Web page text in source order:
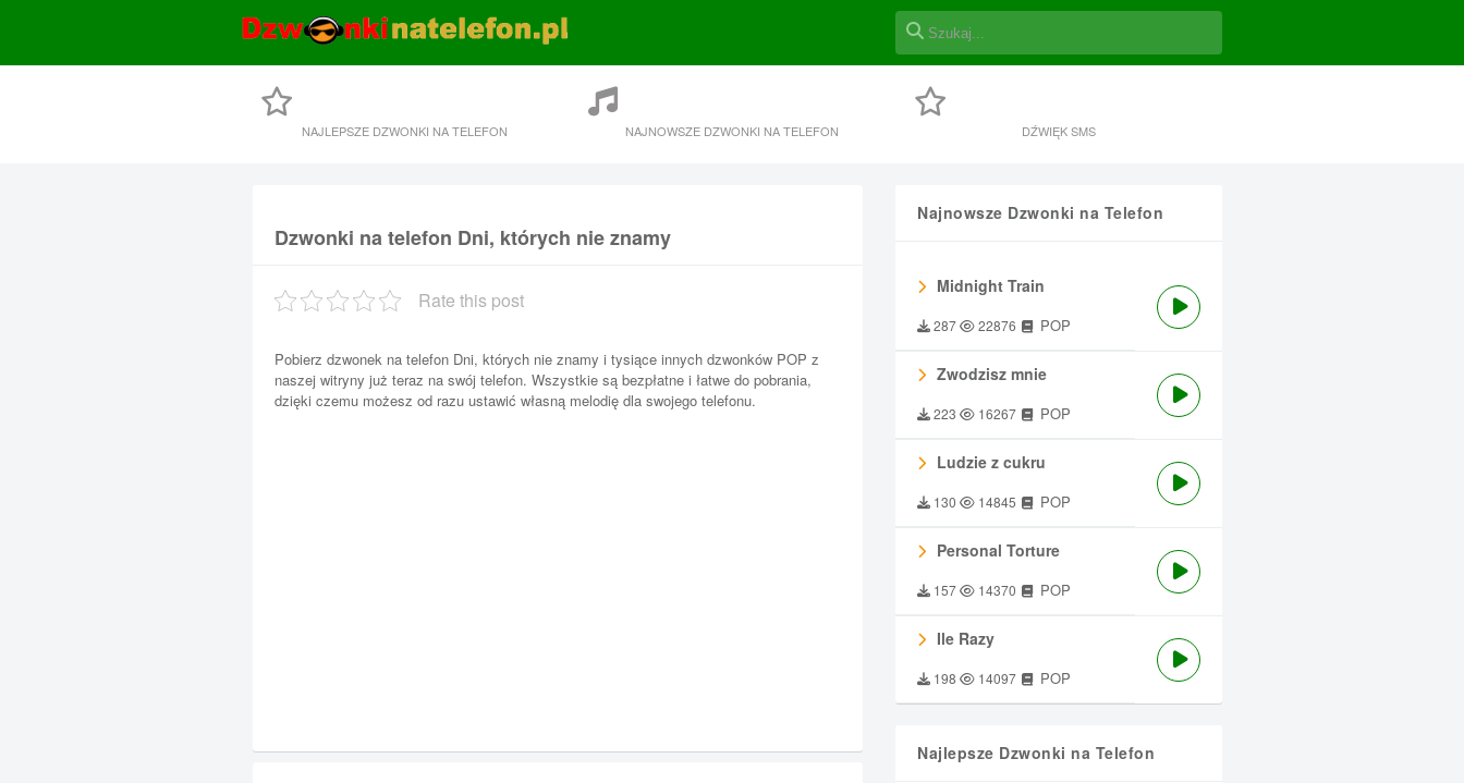
NAJLEPSZE DZWONKI NA TELEFON NAJNOWSZE DZWONKI NA TELEFON DŹWIĘK SMS
Dzwonki na telefon Dni, których nie znamy
Rate this post
Pobierz dzwonek na telefon Dni, których nie znamy i tysiące innych dzwonków POP z
naszej witryny już teraz na swój telefon. Wszystkie są bezpłatne i łatwe do pobrania,
dzięki czemu możesz od razu ustawić własną melodię dla swojego telefonu.
Najnowsze Dzwonki na Telefon
Midnight Train
287 22876 POP
Zwodzisz mnie
223 16267 POP
Ludzie z cukru
130 14845 POP
Personal Torture
157 14370 POP
Ile Razy
198 14097 POP
Najlepsze Dzwonki na Telefon